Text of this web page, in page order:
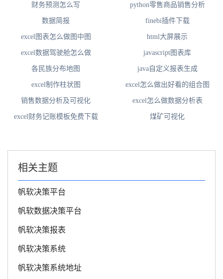
财务预测怎么写 python零售商品销售分析
数据简报 finebi插件下载
excel图表怎么做图中图 html大屏展示
excel数据驾驶舱怎么做 javascript图表库
各民族分布地图 java自定义报表生成
excel制作柱状图 excel怎么做出好看的组合图
销售数据分析及可视化 excel怎么做数据分析表
excel财务记账模板免费下载 煤矿可视化
相关主题
帆软决策平台
帆软数据决策平台
帆软决策报表
帆软决策系统
帆软决策系统地址